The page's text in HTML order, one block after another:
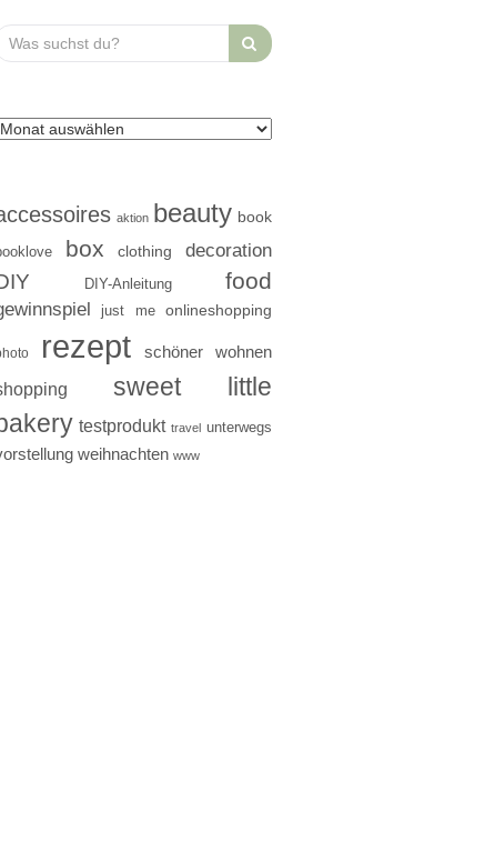
aktion beauty book
box clothing decoration
DIY-Anleitung food
just me onlineshopping
rezept schöner wohnen
sweet little
testprodukt travel unterwegs
weihnachten www